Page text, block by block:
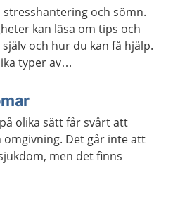
och sömn.
kan läsa om tips och
och hur du kan få hjälp.
typer av
olika sätt får svårt att
Det går inte att
men det finns